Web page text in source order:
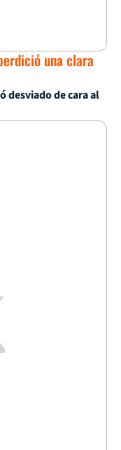
una clara
desviado de cara al